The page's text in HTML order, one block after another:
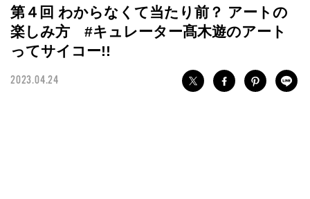
第４回 わからなくて当たり前？ アートの
楽しみ方 #キュレーター髙木遊のアート
ってサイコー!!
2023.04.24